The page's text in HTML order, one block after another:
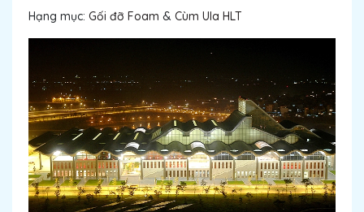
Hạng mục: Gối đỡ Foam & Cùm Ula HLT